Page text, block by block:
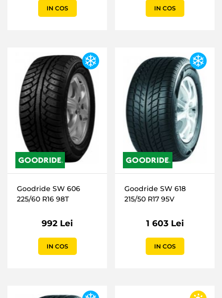
IN COS IN COS
Goodride SW 606
225/60 R16 98T
992 Lei
IN COS
Goodride SW 618
215/50 R17 95V
1 603 Lei
IN COS